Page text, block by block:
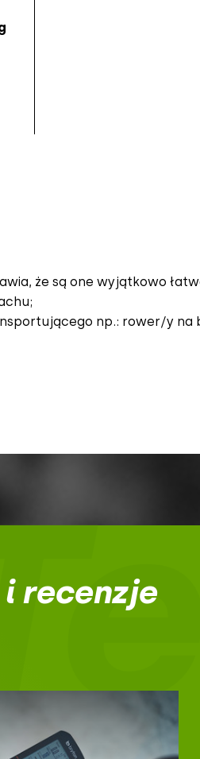
że są one wyjątkowo
np.: rower/y na
i recenzje